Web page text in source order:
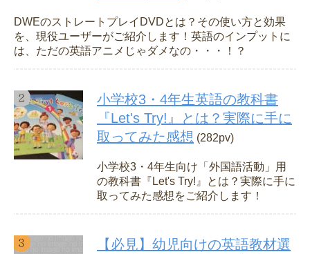
DWEのストレートプレイDVDとは？その使い方と効果
を、現役ユーザーがご紹介します！英語のインプットに
は、ただの英語アニメじゃダメなの・・・！？
小学校3・4年生英語の教科書
『Let's Try!』とは？実際に手に
取ってみた感想 (282pv)
小学校3・4年生向け「外国語活動」用
の教科書『Let's Try!』とは？実際に手に
取ってみた感想をご紹介します！
【必見】幼児向けの英語教材選